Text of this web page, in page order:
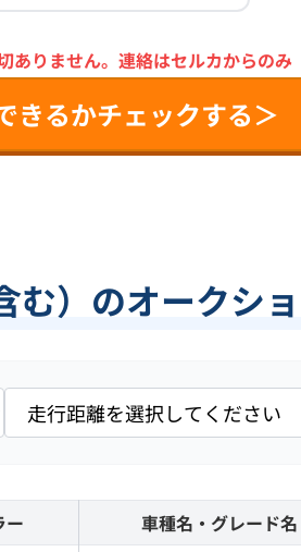
ありません。 連絡はセルカからのみ
きるかチェックする＞
む）のオークシ
ー 車種名・グレード名